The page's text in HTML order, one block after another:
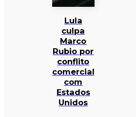
Lula
culpa
Marco
Rubio por
conflito
comercial
com
Estados
Unidos